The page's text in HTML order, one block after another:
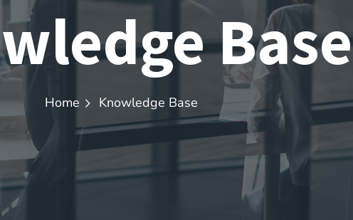
Base
Home Knowledge Base